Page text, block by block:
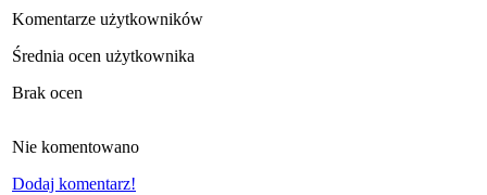
Komentarze użytkowników
Średnia ocen użytkownika
Brak ocen
Nie komentowano
Dodaj komentarz!